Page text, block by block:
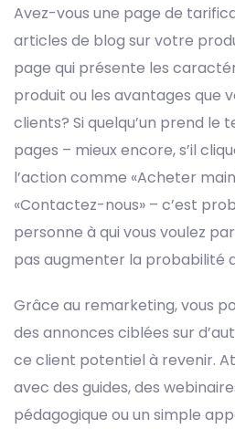
Avez-vous une page de
articles de blog sur votre
page qui présente les
produit ou les avantages que
clients? Si quelqu’un prend le
pages – mieux encore, s’il
l’action comme «Acheter
«Contactez-nous» – c’est
personne à qui vous voulez
pas augmenter la probabilité
Grâce au remarketing, vous
des annonces ciblées sur
ce client potentiel à revenir.
avec des guides, des
pédagogique ou un simple